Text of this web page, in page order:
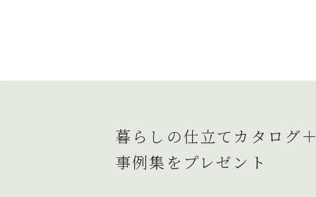
暮らしの仕立てカタログ＋
事例集をプレゼント